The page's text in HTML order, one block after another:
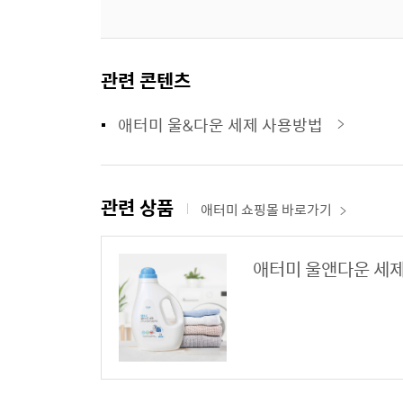
관련 콘텐츠
애터미 울&다운 세제 사용방법
관련 상품 애터미 쇼핑몰 바로가기
애터미 울앤다운 세